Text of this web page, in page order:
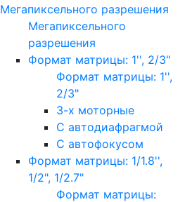
Мегапиксельного разрешения
Мегапиксельного
разрешения
Формат матрицы: 1'', 2/3"
Формат матрицы: 1'',
2/3"
3-х моторные
С автодиафрагмой
С автофокусом
Формат матрицы: 1/1.8'',
1/2", 1/2.7"
Формат матрицы: